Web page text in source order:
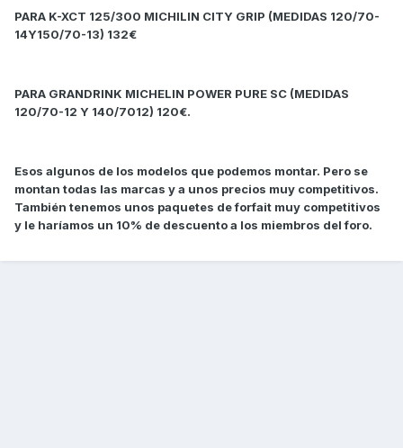
PARA K-XCT 125/300 MICHILIN CITY GRIP (MEDIDAS 120/70-
14Y150/70-13) 132€
PARA GRANDRINK MICHELIN POWER PURE SC (MEDIDAS
120/70-12 Y 140/7012) 120€.
Esos algunos de los modelos que podemos montar. Pero se
montan todas las marcas y a unos precios muy competitivos.
También tenemos unos paquetes de forfait muy competitivos
y le haríamos un 10% de descuento a los miembros del foro.